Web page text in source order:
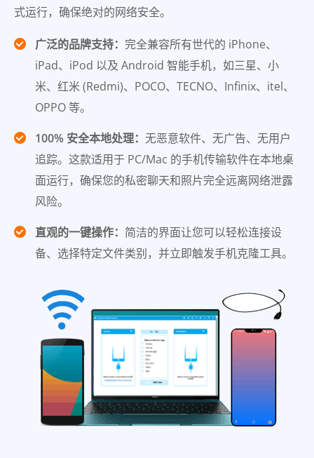
式运行，确保绝对的网络安全。
广泛的品牌支持： 完全兼容所有世代的 iPhone、
iPad、iPod 以及 Android 智能手机，如三星、小
米、红米 (Redmi)、POCO、TECNO、Infinix、itel、
OPPO 等。
100% 安全本地处理： 无恶意软件、无广告、无用户
追踪。这款适用于 PC/Mac 的手机传输软件在本地桌
面运行，确保您的私密聊天和照片完全远离网络泄露
风险。
直观的一键操作： 简洁的界面让您可以轻松连接设
备、选择特定文件类别，并立即触发手机克隆工具。